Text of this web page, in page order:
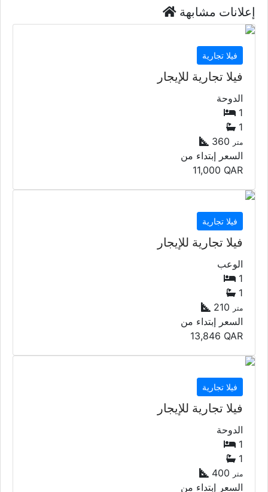
إعلانات مشابهة
فيلا تجارية
فيلا تجارية للإيجار
الدوحة
1
1
360متر
فيلا تجارية
فيلا تجارية للإيجار
الوعب
1
1
210متر
فيلا تجارية
فيلا تجارية للإيجار
الدوحة
1
1